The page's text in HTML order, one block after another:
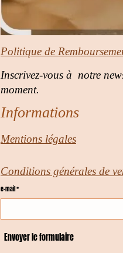
Politique de
Inscrivez-vous à notre
moment.
Informations
Mentions légales
Conditions générales de
e-mail *
Envoyer le formulaire